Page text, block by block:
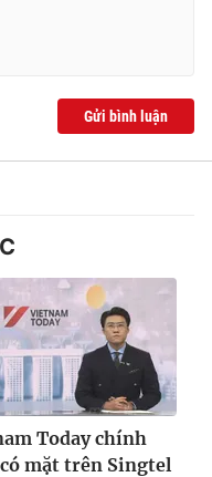
Gửi bình luận
Today chính
mặt trên Singtel